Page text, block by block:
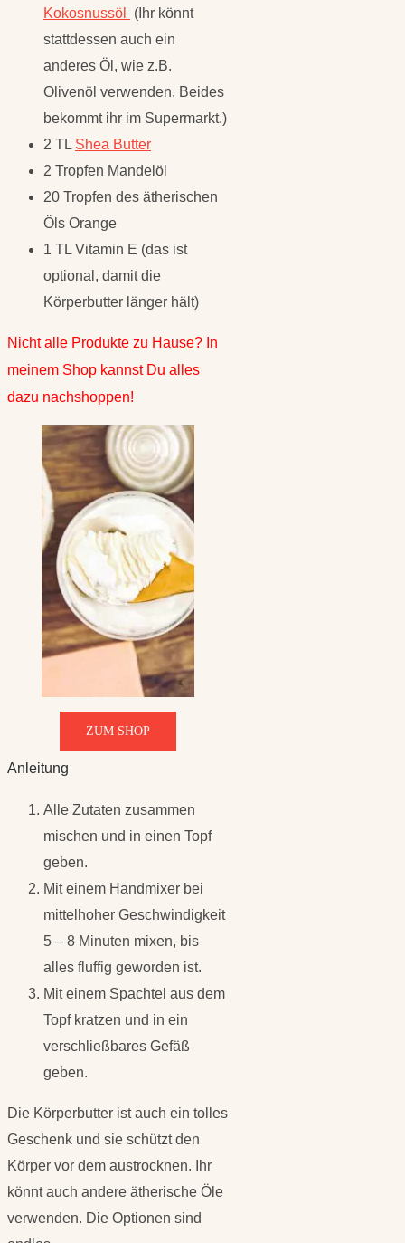
Kokosnussöl
(Ihr könnt
stattdessen auch ein
anderes Öl, wie z.B.
Olivenöl verwenden. Beides
bekommt ihr im Supermarkt.)
2 TL Shea Butter
2 Tropfen Mandelöl
20 Tropfen des ätherischen
Öls Orange
1 TL Vitamin E (das ist
optional, damit die
Körperbutter länger hält)
Nicht alle Produkte zu Hause? In
meinem Shop kannst Du alles
dazu nachshoppen!
ZUM SHOP
Anleitung
Alle Zutaten zusammen
mischen und in einen Topf
geben.
Mit einem Handmixer bei
mittelhoher Geschwindigkeit
5 – 8 Minuten mixen, bis
alles fluffig geworden ist.
Mit einem Spachtel aus dem
Topf kratzen und in ein
verschließbares Gefäß
geben.
Die Körperbutter ist auch ein tolles
Geschenk und sie schützt den
Körper vor dem austrocknen. Ihr
könnt auch andere ätherische Öle
verwenden. Die Optionen sind